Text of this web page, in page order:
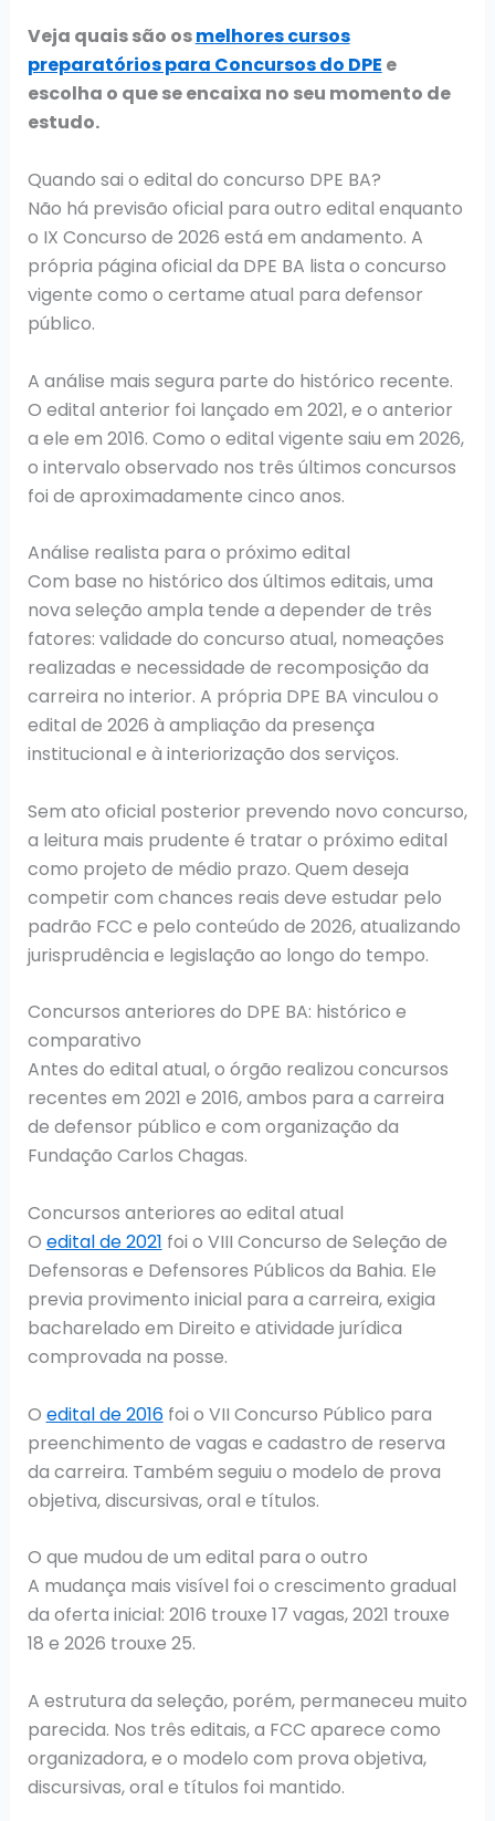
Veja quais são osmelhores cursos
preparatórios para Concursos do DPE e
escolha o que se encaixa no seu momento de
estudo.
Quando sai o edital do concurso DPE BA?
Não há previsão oficial para outro edital enquanto
o IX Concurso de 2026 está em andamento. A
própria página oficial da DPE BA lista o concurso
vigente como o certame atual para defensor
público.
A análise mais segura parte do histórico recente.
O edital anterior foi lançado em 2021, e o anterior
a ele em 2016. Como o edital vigente saiu em 2026,
o intervalo observado nos três últimos concursos
foi de aproximadamente cinco anos.
Análise realista para o próximo edital
Com base no histórico dos últimos editais, uma
nova seleção ampla tende a depender de três
fatores: validade do concurso atual, nomeações
realizadas e necessidade de recomposição da
carreira no interior. A própria DPE BA vinculou o
edital de 2026 à ampliação da presença
institucional e à interiorização dos serviços.
Sem ato oficial posterior prevendo novo concurso,
a leitura mais prudente é tratar o próximo edital
como projeto de médio prazo. Quem deseja
competir com chances reais deve estudar pelo
padrão FCC e pelo conteúdo de 2026, atualizando
jurisprudência e legislação ao longo do tempo.
Concursos anteriores do DPE BA: histórico e
comparativo
Antes do edital atual, o órgão realizou concursos
recentes em 2021 e 2016, ambos para a carreira
de defensor público e com organização da
Fundação Carlos Chagas.
Concursos anteriores ao edital atual
O edital de 2021 foi o VIII Concurso de Seleção de
Defensoras e Defensores Públicos da Bahia. Ele
previa provimento inicial para a carreira, exigia
bacharelado em Direito e atividade jurídica
comprovada na posse.
O edital de 2016foi o VII Concurso Público para
preenchimento de vagas e cadastro de reserva
da carreira. Também seguiu o modelo de prova
objetiva, discursivas, oral e títulos.
O que mudou de um edital para o outro
A mudança mais visível foi o crescimento gradual
da oferta inicial: 2016 trouxe 17 vagas, 2021 trouxe
18 e 2026 trouxe 25.
A estrutura da seleção, porém, permaneceu muito
parecida. Nos três editais, a FCC aparece como
organizadora, e o modelo com prova objetiva,
discursivas, oral e títulos foi mantido.